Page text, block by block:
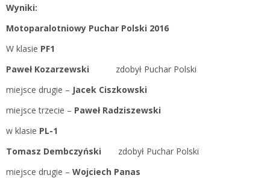
Wyniki:
Motoparalotniowy Puchar Polski 2016
W klasie PF1
Paweł Kozarzewski zdobył Puchar Polski
miejsce drugie – Jacek Ciszkowski
miejsce trzecie – Paweł Radziszewski
w klasie PL-1
Tomasz Dembczyński zdobył Puchar Polski
miejsce drugie – Wojciech Panas